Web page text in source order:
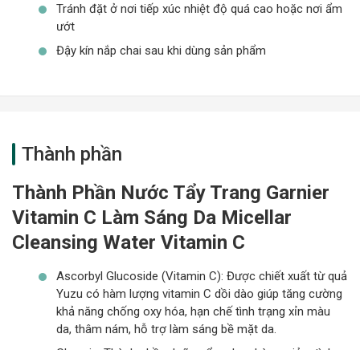
Tránh đặt ở nơi tiếp xúc nhiệt độ quá cao hoặc nơi ẩm
ướt
Đậy kín nắp chai sau khi dùng sản phẩm
Thành phần
Thành Phần Nước Tẩy Trang Garnier
Vitamin C Làm Sáng Da Micellar
Cleansing Water Vitamin C
Ascorbyl Glucoside (Vitamin C): Được chiết xuất từ quả
Yuzu có hàm lượng vitamin C dồi dào giúp tăng cường
khả năng chống oxy hóa, hạn chế tình trạng xỉn màu
da, thâm nám, hỗ trợ làm sáng bề mặt da.